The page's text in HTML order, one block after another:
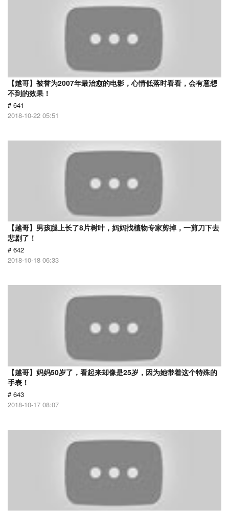
【越哥】被誉为2007年最治愈的电影，心情低落时看看，会有意想
不到的效果！
# 641
2018-10-22 05:51
【越哥】男孩腿上长了8片树叶，妈妈找植物专家剪掉，一剪刀下去
悲剧了！
# 642
2018-10-18 06:33
【越哥】妈妈50岁了，看起来却像是25岁，因为她带着这个特殊的
手表！
# 643
2018-10-17 08:07